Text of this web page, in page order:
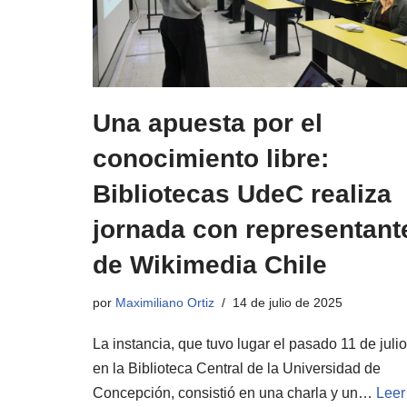
Una apuesta por el
conocimiento libre:
Bibliotecas UdeC realiza
jornada con
de Wikimedia Chile
por Maximiliano Ortiz 14 de julio de 2025
La instancia, que tuvo lugar el pasado 11 de julio
en la Biblioteca Central de la Universidad de
Concepción, consistió en una charla y un… Leer